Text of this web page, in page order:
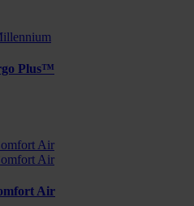
Plus™
Air